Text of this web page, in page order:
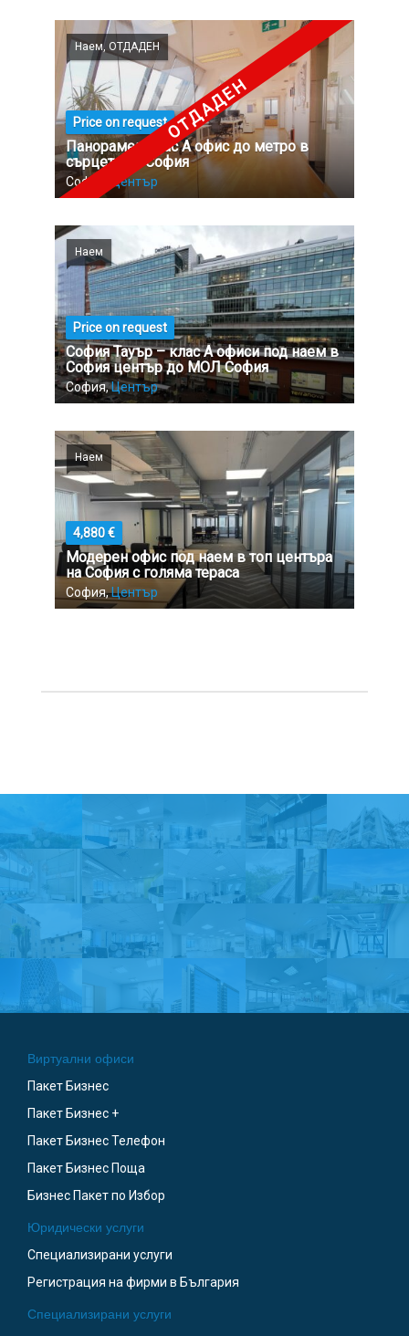
Наем, ОТДАДЕН
ОТДАДЕН
Price on request
Панорамен клас А офис до метро в
сърцето на София
София, Център
Наем
Price on request
София Тауър – клас А офиси под наем в
София център до МОЛ София
София,Център
Наем
4,880 €
Модерен офис под наем в топ центъра
на София с голяма тераса
София,Център
Виртуални офиси
Пакет Бизнес
Пакет Бизнес +
Пакет Бизнес Телефон
Пакет Бизнес Поща
Бизнес Пакет по Избор
Юридически услуги
Специализирани услуги
Регистрация на фирми в България
Специализирани услуги